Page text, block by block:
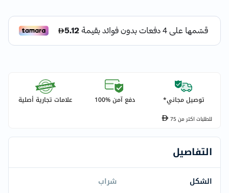
توصيل مجاني* دفع آمن %100 علامات تجارية أصلية
للطلبات اكتر من75
التفاصيل
الشكل
شراب